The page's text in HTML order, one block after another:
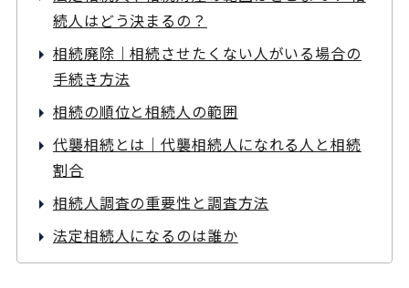
続人はどう決まるの？
相続廃除｜相続させたくない人がいる場合の
手続き方法
相続の順位と相続人の範囲
代襲相続とは｜代襲相続人になれる人と相続
割合
相続人調査の重要性と調査方法
法定相続人になるのは誰か